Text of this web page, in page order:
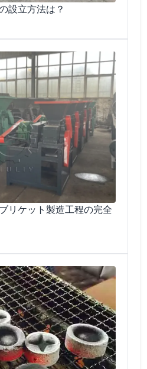
設立方法は？
リケット製造工程の完全